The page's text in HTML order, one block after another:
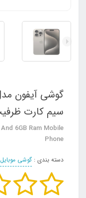
سیم‌ کارت ظرفیت 256 و
6GB Ram Mobile
Phone
دسته بندی : گوشی موبایل